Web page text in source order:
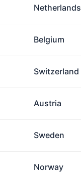
Netherlands
Belgium
Switzerland
Austria
Sweden
Norway